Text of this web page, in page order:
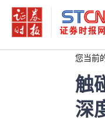
您当前
触
深